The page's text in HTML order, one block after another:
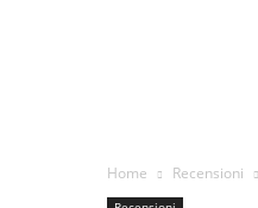
Home Recensioni